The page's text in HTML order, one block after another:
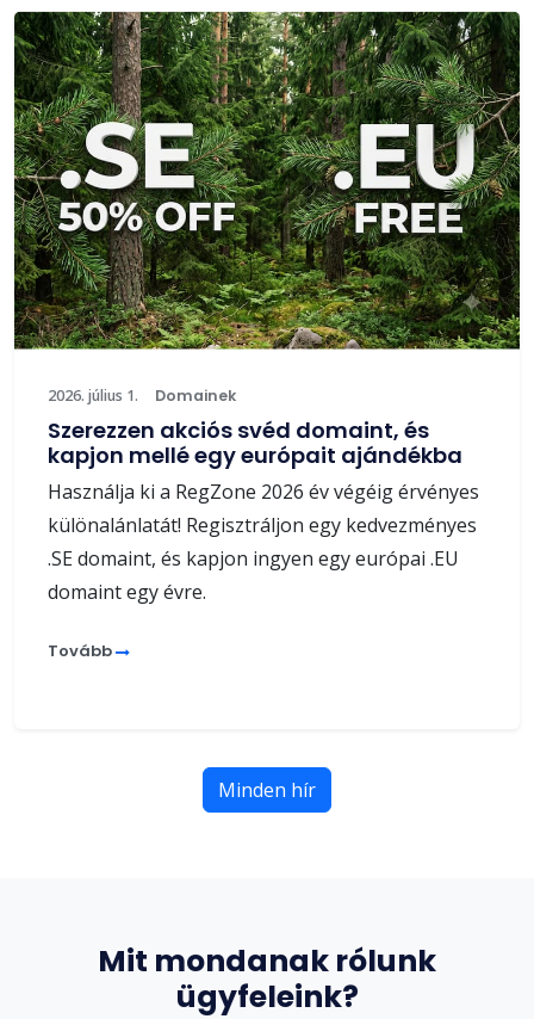
2026. július 1. Domainek
Szerezzen akciós svéd domaint, és
kapjon mellé egy európait ajándékba
Használja ki a RegZone 2026 év végéig érvényes
különalánlatát! Regisztráljon egy kedvezményes
.SE domaint, és kapjon ingyen egy európai .EU
domaint egy évre.
Tovább
Minden hír
Mit mondanak rólunk
ügyfeleink?